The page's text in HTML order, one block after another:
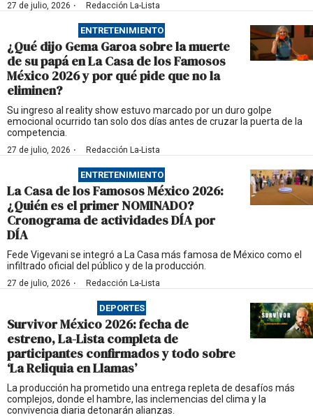
27 de julio, 2026 · Redacción La-Lista
ENTRETENIMIENTO
¿Qué dijo Gema Garoa sobre la muerte
de su papá en La Casa de los Famosos
México 2026 y por qué pide que no la
eliminen?
Su ingreso al reality show estuvo marcado por un duro golpe
emocional ocurrido tan solo dos días antes de cruzar la puerta de la
competencia.
27 de julio, 2026 · Redacción La-Lista
ENTRETENIMIENTO
La Casa de los Famosos México 2026:
¿Quién es el primer NOMINADO?
Cronograma de actividades DÍA por
DÍA
Fede Vigevani se integró a La Casa más famosa de México como el
infiltrado oficial del público y de la producción.
27 de julio, 2026 · Redacción La-Lista
DEPORTES
Survivor México 2026: fecha de
estreno, La-Lista completa de
participantes confirmados y todo sobre
‘La Reliquia en Llamas’
La producción ha prometido una entrega repleta de desafíos más
complejos, donde el hambre, las inclemencias del clima y la
convivencia diaria detonarán alianzas.